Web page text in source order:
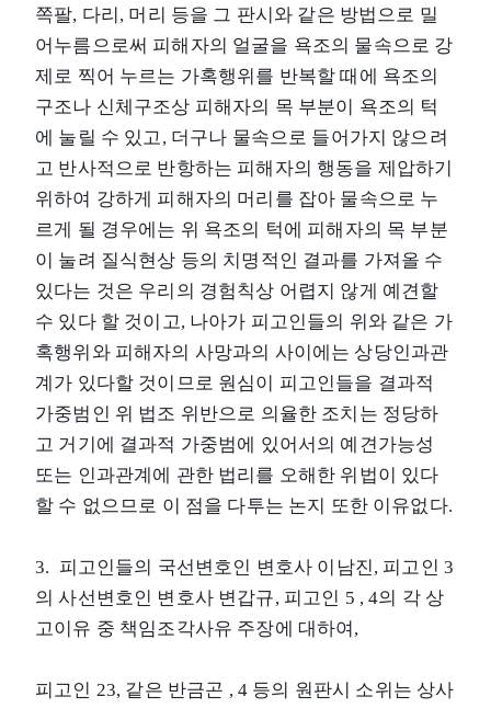
쪽팔, 다리, 머리 등을 그 판시와 같은 방법으로 밀
어누름으로써 피해자의 얼굴을 욕조의 물속으로 강
제로 찍어 누르는 가혹행위를 반복할 때에 욕조의
구조나 신체구조상 피해자의 목 부분이 욕조의 턱
에 눌릴 수 있고, 더구나 물속으로 들어가지 않으려
고 반사적으로 반항하는 피해자의 행동을 제압하기
위하여 강하게 피해자의 머리를 잡아 물속으로 누
르게 될 경우에는 위 욕조의 턱에 피해자의 목 부분
이 눌려 질식현상 등의 치명적인 결과를 가져올 수
있다는 것은 우리의 경험칙상 어렵지 않게 예견할
수 있다 할 것이고, 나아가 피고인들의 위와 같은 가
혹행위와 피해자의 사망과의 사이에는 상당인과관
계가 있다할 것이므로 원심이 피고인들을 결과적
가중범인 위 법조 위반으로 의율한 조치는 정당하
고 거기에 결과적 가중범에 있어서의 예견가능성
또는 인과관계에 관한 법리를 오해한 위법이 있다
할 수 없으므로 이 점을 다투는 논지 또한 이유없다.
3. 피고인들의 국선변호인 변호사 이남진, 피고인 3
의 사선변호인 변호사 변갑규, 피고인 5 , 4의 각 상
고이유 중 책임조각사유 주장에 대하여,
피고인 23, 같은 반금곤 , 4 등의 원판시 소위는 상사